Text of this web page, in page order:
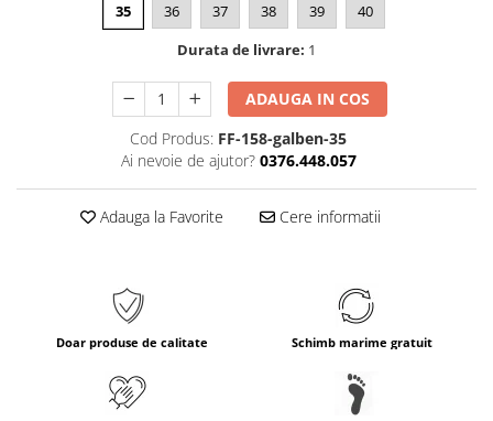
35 36 37 38 39
40
Durata de livrare: 1
ADAUGA IN COS
Cod Produs: FF-158-galben-35
Ai nevoie de ajutor? 0376.448.057
Adauga la Favorite Cere informatii
Doar produse de calitate Schimb marime gratuit